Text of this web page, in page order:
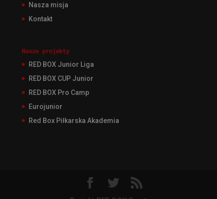
Nasza misja
Kontakt
Nasze projekty
RED BOX Junior Liga
RED BOX CUP Junior
RED BOX Pro Camp
Eurojunior
Red Box Piłkarska Akademia